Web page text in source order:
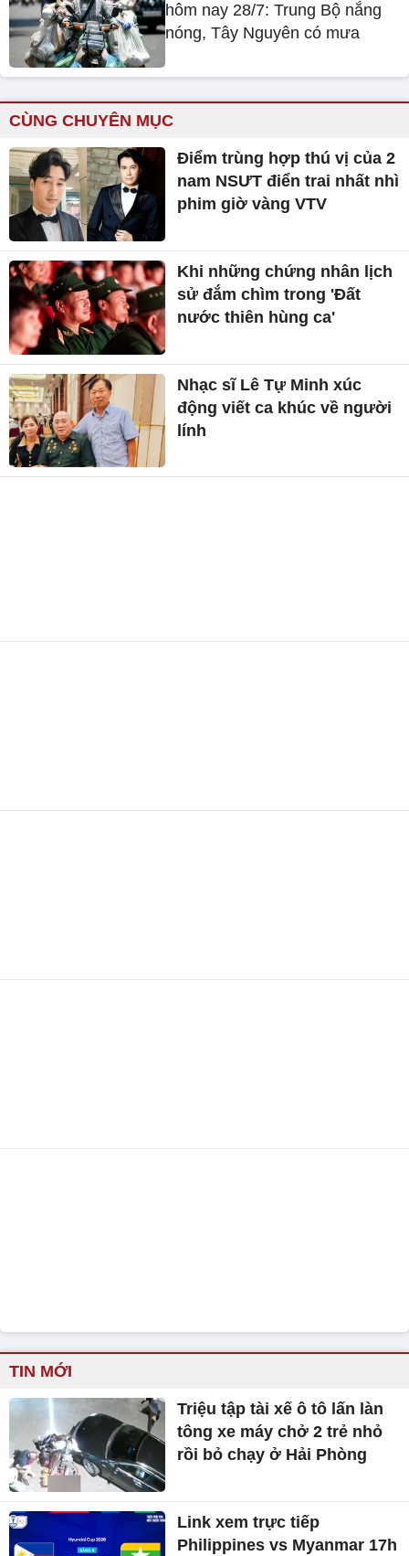
hôm nay 28/7: Trung Bộ nắng
nóng, Tây Nguyên có mưa
CÙNG CHUYÊN MỤC
Điểm trùng hợp thú vị của 2
nam NSƯT điển trai nhất nhì
phim giờ vàng VTV
Khi những chứng nhân lịch
sử đắm chìm trong 'Đất
nước thiên hùng ca'
Nhạc sĩ Lê Tự Minh xúc
động viết ca khúc về người
lính
TIN MỚI
Triệu tập tài xế ô tô lấn làn
tông xe máy chở 2 trẻ nhỏ
rồi bỏ chạy ở Hải Phòng
Link xem trực tiếp
Philippines vs Myanmar 17h